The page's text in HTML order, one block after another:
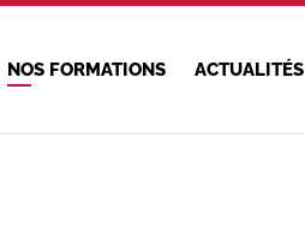
NOS FORMATIONS ACTUALITÉS